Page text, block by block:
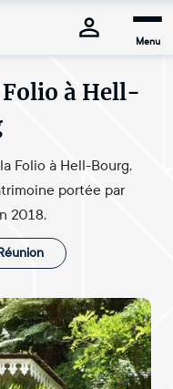
Menu
à Hell-
Folio à Hell-Bourg,
portée par
2018.